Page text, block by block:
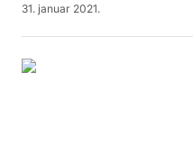
31. januar 2021.